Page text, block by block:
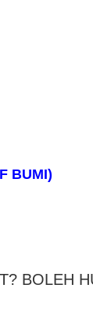
BUMI)
BOLEH